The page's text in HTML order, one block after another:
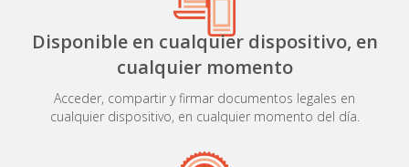
Disponible en cualquier dispositivo, en
cualquier momento
Acceder, compartir y firmar documentos legales en
cualquier dispositivo, en cualquier momento del día.